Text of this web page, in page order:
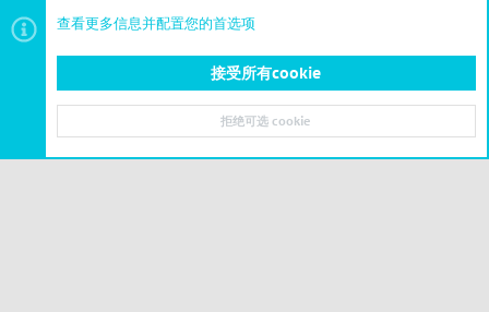
顶部 底部
查看更多信息并配置您的首选项
接受所有cookie
拒绝可选 cookie